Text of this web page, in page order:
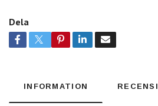
Dela
INFORMATION